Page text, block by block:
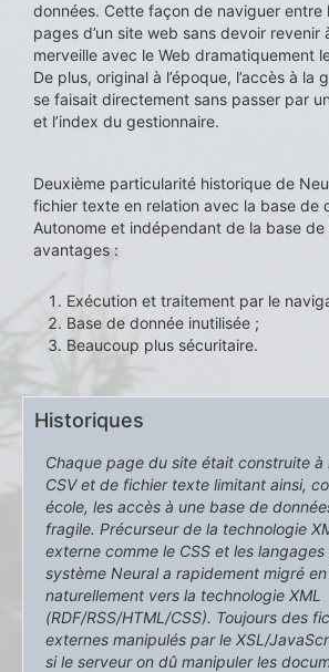
données. Cette façon de naviguer entre
pages d’un site web sans devoir revenir
merveille avec le Web dramatiquement
De plus, original à l’époque, l’accès à la
se faisait directement sans passer par
et l’index du gestionnaire.
Deuxième particularité historique de
fichier texte en relation avec la base de
Autonome et indépendant de la base
avantages :
Exécution et traitement par le
Base de donnée inutilisée ;
Beaucoup plus sécuritaire.
Historiques
Chaque page du site était construite à
CSV et de fichier texte limitant ainsi,
école, les accès à une base de
fragile. Précurseur de la technologie
externe comme le CSS et les
système Neural a rapidement migré
naturellement vers la technologie XML
(RDF/RSS/HTML/CSS). Toujours des
externes manipulés par le XSL/
si le serveur on dû manipuler les